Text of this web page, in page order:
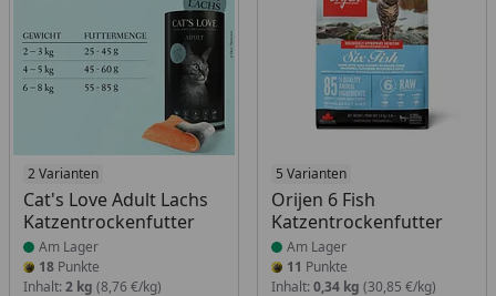
2 Varianten
Cat's Love Adult Lachs
Katzentrockenfutter
Produkt am Lager
Am Lager
18 Punkte
Inhalt: 2 kg (8,76 €/kg)
5 Varianten
Orijen 6 Fish
Katzentrockenfutter
Produkt am Lager
Am Lager
11 Punkte
Inhalt: 0,34 kg (30,85 €/kg)